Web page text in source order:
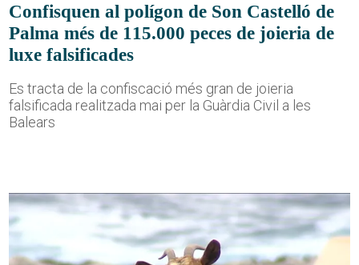
Confisquen al polígon de Son Castelló de
Palma més de 115.000 peces de joieria de
luxe falsificades
Es tracta de la confiscació més gran de joieria
falsificada realitzada mai per la Guàrdia Civil a les
Balears